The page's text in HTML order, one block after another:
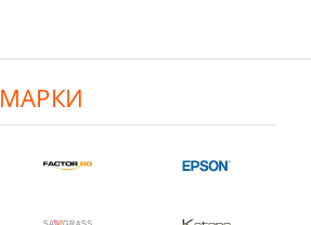
МАРКИ